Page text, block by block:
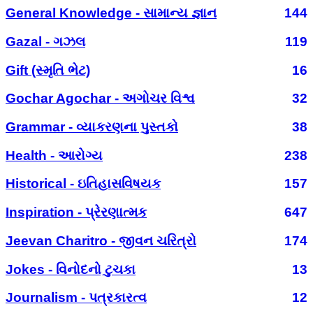
General Knowledge - સામાન્ય જ્ઞાન
144
Gazal - ગઝલ
119
Gift (સ્મૃતિ ભેટ)
16
Gochar Agochar - અગોચર વિશ્વ
32
Grammar - વ્યાકરણના પુસ્તકો
38
Health - આરોગ્ય
238
Historical - ઇતિહાસવિષયક
157
Inspiration - પ્રેરણાત્મક
647
Jeevan Charitro - જીવન ચરિત્રો
174
Jokes - વિનોદનો ટુચકા
13
Journalism - પત્રકારત્વ
12